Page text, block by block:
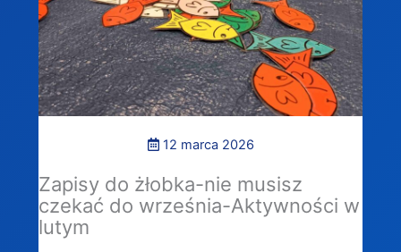
12 marca 2026
Zapisy do żłobka-nie musisz
czekać do września-Aktywności w
lutym